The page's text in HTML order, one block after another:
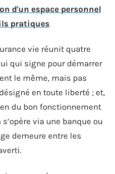
d'un espace personnel
pratiques
vie réunit quatre
qui signe pour démarrer
le même, mais pas
en toute liberté ; et,
du bon fonctionnement
via une banque ou
demeure entre les